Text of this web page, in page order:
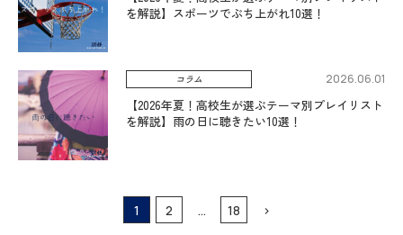
を解説】スポーツでぶち上がれ10選！
コラム 2026.06.01
【2026年夏！高校生が選ぶテーマ別プレイリスト
を解説】雨の日に聴きたい10選！
1 2 … 18 >